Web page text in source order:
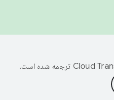
ترجمه شده است.